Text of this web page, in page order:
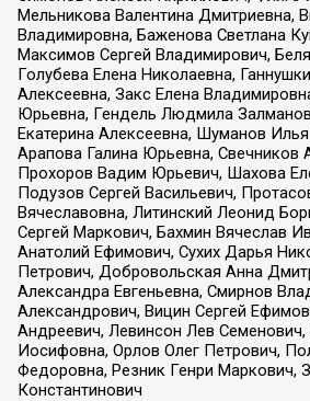
Мельникова Валентина Дмитриевна,
Владимировна, Баженова Светлана
Максимов Сергей Владимирович,
Голубева Елена Николаевна,
Алексеевна, Закс Елена
Юрьевна, Гендель Людмила
Екатерина Алексеевна, Шуманов
Арапова Галина Юрьевна, Свечников
Прохоров Вадим Юрьевич, Шахова
Подузов Сергей Васильевич,
Вячеславовна, Литинский Леонид
Сергей Маркович, Бахмин Вячеслав
Анатолий Ефимович, Сухих Дарья
Петрович, Добровольская Анна
Александра Евгеньевна, Смирнов
Александрович, Вицин Сергей
Андреевич, Левинсон Лев
Иосифовна, Орлов Олег Петрович,
Федоровна, Резник Генри Маркович,
Константинович